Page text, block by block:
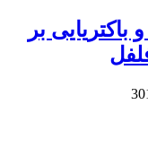
بر